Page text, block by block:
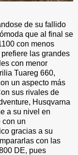
de su fallido
que al final se
con menos
las grandes
con menor
Tuareg 660,
un aspecto más
sus rivales de
Husqvarna
a su nivel en
con un
gracias a su
con las
DE, pues